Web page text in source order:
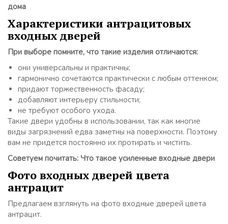
дома
Характеристики антрацитовых
входных дверей
При выборе помните, что такие изделия отличаются:
они универсальны и практичны;
гармонично сочетаются практически с любым оттенком;
придают торжественность фасаду;
добавляют интерьеру стильности;
не требуют особого ухода.
Такие двери удобны в использовании, так как многие
виды загрязнений едва заметны на поверхности. Поэтому
вам не придется постоянно их протирать и чистить.
Советуем почитать: Что такое усиленные входные двери
Фото входных дверей цвета
антрацит
Предлагаем взглянуть на фото входные дверей цвета
антрацит.